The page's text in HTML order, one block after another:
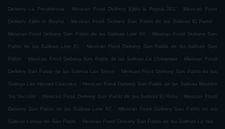
Delivery La Providencia . Mexican Food Delivery Ejido la Reyna 001 . Mexican Food
Delivery Ejido la Reyna . Mexican Food Delivery San Pablo de las Salinas El Portal .
Mexican Food Delivery San Pablo de las Salinas Lote 64 . Mexican Food Delivery San
Pablo de las Salinas Lote 82 . Mexican Food Delivery San Pablo de las Salinas San
Pablo . Mexican Food Delivery San Pablo de las Salinas La Chinampa . Mexican Food
Delivery San Pablo de las Salinas Las Torres . Mexican Food Delivery San Pablo de las
Salinas Los Heroes Coacalco . Mexican Food Delivery San Pablo de las Salinas Morelos
3ra Sección . Mexican Food Delivery San Pablo de las Salinas El Reloj . Mexican Food
Delivery San Pablo de las Salinas Lote 62 . Mexican Food Delivery San Pablo de las
Salinas Lomas de San Pablo . Mexican Food Delivery San Pablo de las Salinas La Isla .